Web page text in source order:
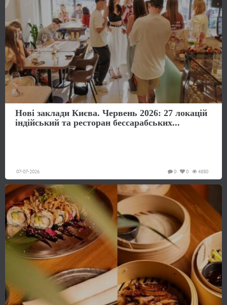
Нові заклади Києва. Червень 2026: 27 локацій
індійський та ресторан бессарабських...
07-07-2026 4880
0
0